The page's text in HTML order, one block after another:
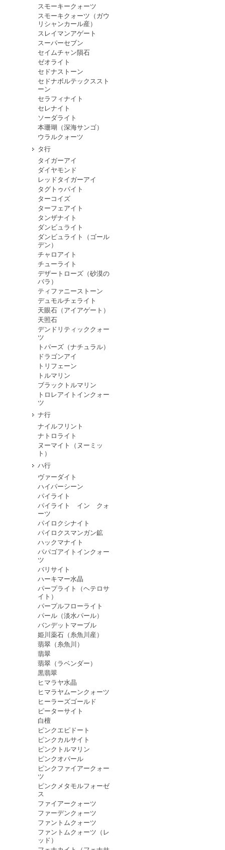
スモーキークォーツ
スモーキクォーツ（ガウ
リシャンカール産）
スレイマンアゲート
スーパーセブン
セイムチャン隕石
ゼオライト
セドナストーン
セドナボルテックススト
ーン
セラフィナイト
セレナイト
ソーダライト
本珊瑚（深海サンゴ）
ウラルクォーツ
タ行
タイガーアイ
ダイヤモンド
レッドタイガーアイ
タグトゥパイト
ターコイズ
ターフェアイト
タンザナイト
ダンビュライト
ダンビュライト（ゴール
デン）
チャロアイト
チューライト
デザートローズ（砂漠の
バラ）
ティファニーストーン
デュモルチェライト
天眼石（アイアゲート）
天照石
デンドリティッククォー
ツ
トパーズ（ナチュラル）
ドラゴンアイ
トリフェーン
トルマリン
ブラックトルマリン
トロレアイトインクォー
ツ
ナ行
ナイルフリント
ナトロライト
ヌーマイト（ヌーミッ
ト）
ハ行
ヴァーダイト
ハイパーシーン
パイライト
パイライト イン クォ
ーツ
パイロクシナイト
パイロクスマンガン鉱
ハックマナイト
パパゴアイトインクォー
ツ
バリサイト
ハーキマー水晶
パープライト（ヘテロサ
イト）
パープルフローライト
パール（淡水パール）
バンデットマーブル
姫川薬石（糸魚川産）
翡翠（糸魚川）
翡翠
翡翠（ラベンダー）
黒翡翠
ヒマラヤ水晶
ヒマラヤムーンクォーツ
ヒーラーズゴールド
ピーターサイト
白檀
ピンクエピドート
ピンクカルサイト
ピンクトルマリン
ピンクオパール
ピンクファイアークォー
ツ
ピンクメタモルフォーゼ
ス
ファイアークォーツ
ファーデンクォーツ
ファントムクォーツ
ファントムクォーツ（レ
ッド）